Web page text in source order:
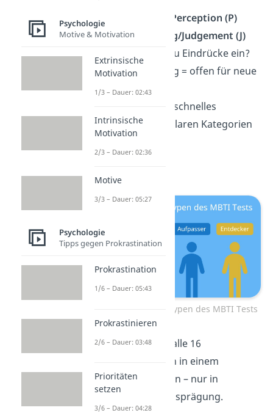
Wahrnehmung/Perception (P)
oder Beurteilung/Judgement (J)
→ Wie ordnest du Eindrücke ein?
→ Wahrnehmung = offen für neue
Eindrücke
→ Beurteilung = schnelles
Entscheiden, in klaren Kategorien
Hauptpersönlichkeitstypen des MBTI Tests
Laut MBTI Test sind alle 16
Persönlichkeitstypen in einem
Menschen vorhanden – nur in
unterschiedlicher Ausprägung.
Psychologie
Motive & Motivation
Extrinsische
Motivation
1/3 – Dauer: 02:43
Intrinsische
Motivation
2/3 – Dauer: 02:36
Motive
3/3 – Dauer: 05:27
Psychologie
Tipps gegen Prokrastination
Prokrastination
1/6 – Dauer: 05:43
Prokrastinieren
2/6 – Dauer: 03:48
Prioritäten
setzen
3/6 – Dauer: 04:28